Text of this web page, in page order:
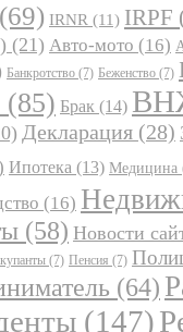
(69) IRNR (11)
(21) Авто-мото (16)
Банкротство (7) Беженство (7)
(85) Брак (14)
Декларация (28)
Ипотека (13) Медицина
(16)
(58) Новости
(7) Пенсия (7)
(64)
(147)